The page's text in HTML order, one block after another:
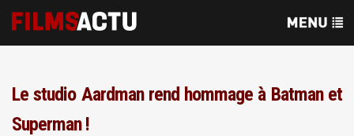
Le studio Aardman rend hommage à Batman et
Superman !